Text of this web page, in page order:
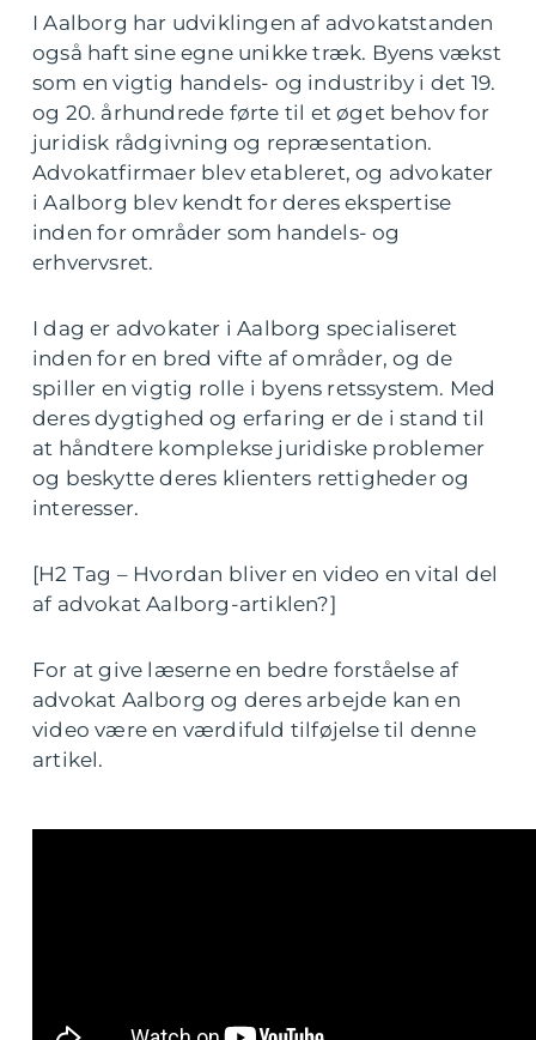
I Aalborg har udviklingen af advokatstanden
også haft sine egne unikke træk. Byens vækst
som en vigtig handels- og industriby i det 19.
og 20. århundrede førte til et øget behov for
juridisk rådgivning og repræsentation.
Advokatfirmaer blev etableret, og advokater
i Aalborg blev kendt for deres ekspertise
inden for områder som handels- og
erhvervsret.
I dag er advokater i Aalborg specialiseret
inden for en bred vifte af områder, og de
spiller en vigtig rolle i byens retssystem. Med
deres dygtighed og erfaring er de i stand til
at håndtere komplekse juridiske problemer
og beskytte deres klienters rettigheder og
interesser.
[H2 Tag – Hvordan bliver en video en vital del
af advokat Aalborg-artiklen?]
For at give læserne en bedre forståelse af
advokat Aalborg og deres arbejde kan en
video være en værdifuld tilføjelse til denne
artikel.